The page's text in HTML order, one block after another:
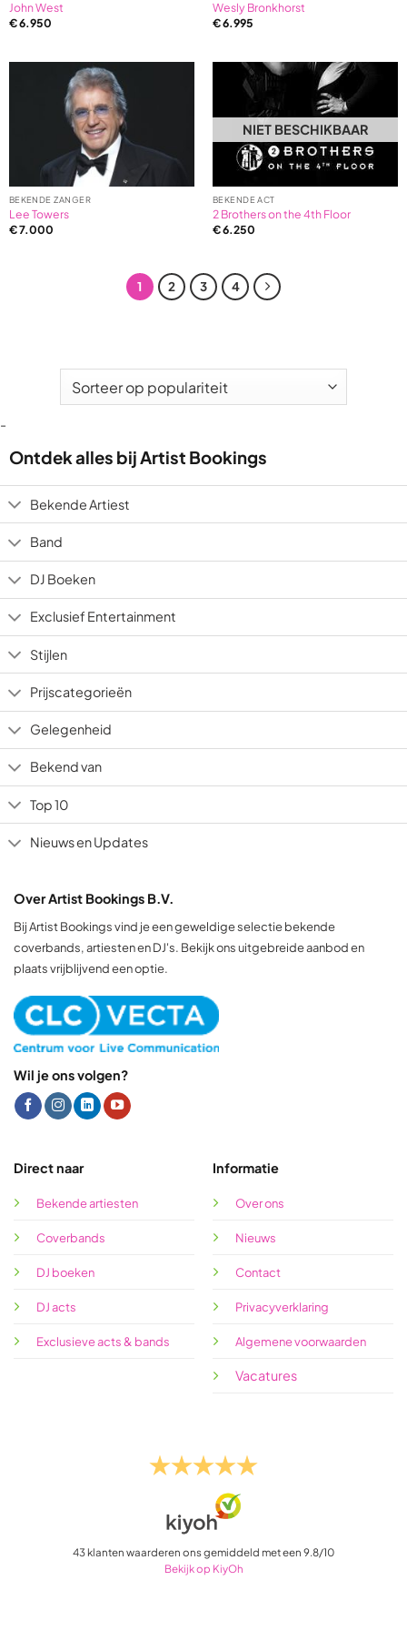
John West
€6.950
Wesly Bronkhorst
€6.995
BEKENDE ZANGER
Lee Towers
€7.000
NIET BESCHIKBAAR
BEKENDE ACT
2 Brothers on the 4th Floor
€6.250
1 2 3 4
-
Ontdek alles bij Artist Bookings
Bekende Artiest
Band
DJ Boeken
Exclusief Entertainment
Stijlen
Prijscategorieën
Gelegenheid
Bekend van
Top 10
Nieuws en Updates
Over Artist Bookings B.V.
Bij Artist Bookings vind je een geweldige selectie bekende
coverbands, artiesten en DJ's. Bekijk ons uitgebreide aanbod en
plaats vrijblijvend een optie.
Wil je ons volgen?
Direct naar
Bekende artiesten
Coverbands
DJ boeken
DJ acts
Exclusieve acts & bands
Informatie
Over ons
Nieuws
Contact
Privacyverklaring
Algemene voorwaarden
Vacatures
43 klanten waarderen ons gemiddeld met een 9.8/10
Bekijk op KiyOh